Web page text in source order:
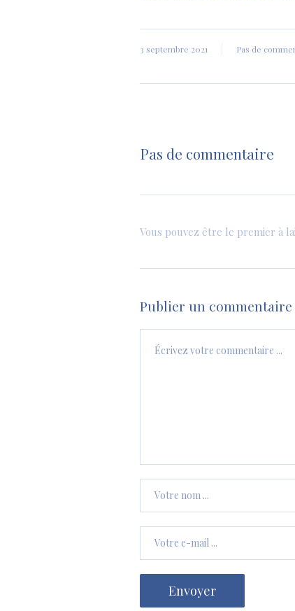
3 septembre 2021 Pas de
Pas de commentaire
Vous pouvez être le premier à
Publier un commentaire